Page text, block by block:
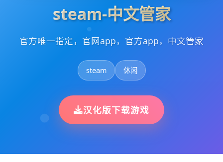
steam-中文管家
官方唯一指定，官网app，官方app，中文管家
steam 休闲
汉化版下载游戏